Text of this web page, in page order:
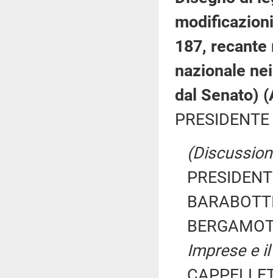
187,
nazionale
dal Senato)
Imprese e